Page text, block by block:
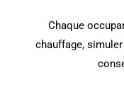
Chaque
chauffage,